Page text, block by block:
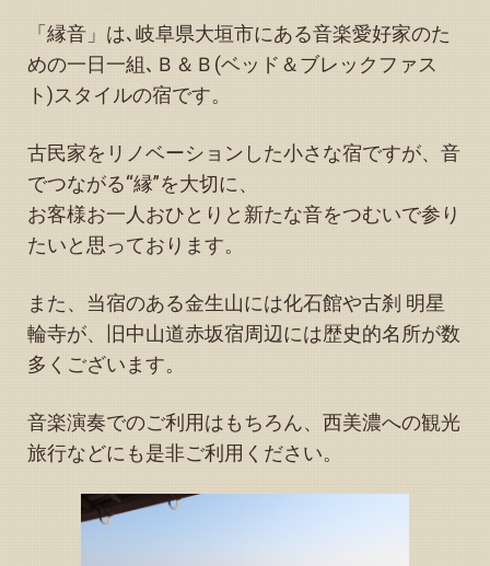
月・８月）を更新いたしました
2026.06.27
「予約状況」お知らせページの予約可能日（カレンダー７
2026.06.25
「予約状況」お知らせページの予約可能日（カレンダー６
月・７月）を更新いたしました
2026.06.23
「予約状況」お知らせページの予約可能日（カレンダー８
2026.05.31
「予約状況」お知らせページの予約可能日（カレンダー６
月）を更新し、（カレンダー７月・８月）を掲載いたしま
した
ピアノの調律＆調整が完了しました
2026.05.24
月・６月）を更新いたしました
「縁音」は､岐阜県大垣市にある音楽愛好家のた
めの一日一組､Ｂ＆Ｂ(ベッド＆ブレックファス
ト)スタイルの宿です。
古民家をリノベーションした小さな宿ですが、音
でつながる“縁”を大切に、
お客様お一人おひとりと新たな音をつむいで参り
たいと思っております。
また、当宿のある金生山には化石館や古刹 明星
輪寺が、旧中山道赤坂宿周辺には歴史的名所が数
多くございます。
音楽演奏でのご利用はもちろん、西美濃への観光
旅行などにも是非ご利用ください。